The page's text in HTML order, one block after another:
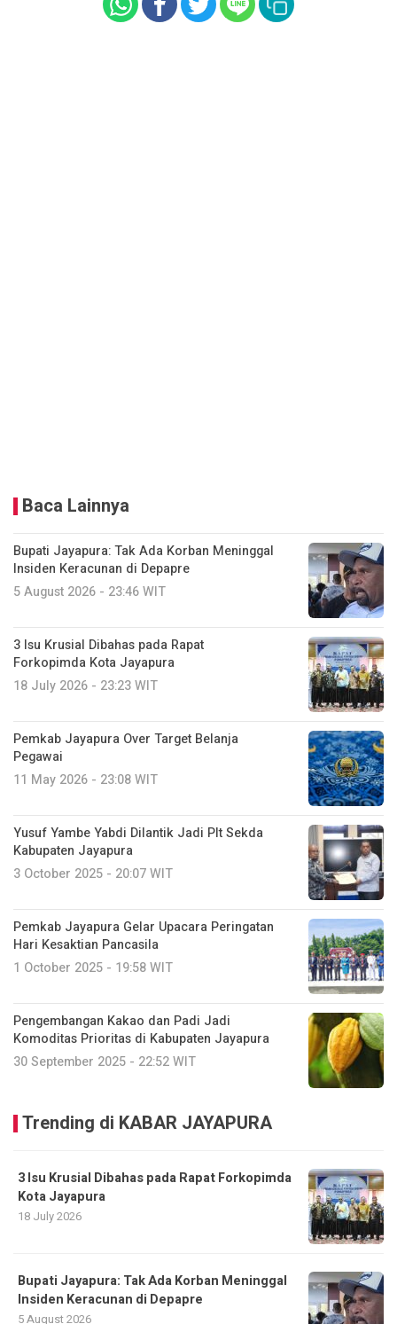
Baca Lainnya
Bupati Jayapura: Tak Ada Korban Meninggal
Insiden Keracunan di Depapre
5 August 2026 - 23:46 WIT
3 Isu Krusial Dibahas pada Rapat
Forkopimda Kota Jayapura
18 July 2026 - 23:23 WIT
Pemkab Jayapura Over Target Belanja
Pegawai
11 May 2026 - 23:08 WIT
Yusuf Yambe Yabdi Dilantik Jadi Plt Sekda
Kabupaten Jayapura
3 October 2025 - 20:07 WIT
Pemkab Jayapura Gelar Upacara Peringatan
Hari Kesaktian Pancasila
1 October 2025 - 19:58 WIT
Pengembangan Kakao dan Padi Jadi
Komoditas Prioritas di Kabupaten Jayapura
30 September 2025 - 22:52 WIT
Trending di KABAR JAYAPURA
3 Isu Krusial Dibahas pada Rapat Forkopimda
Kota Jayapura
18 July 2026
Bupati Jayapura: Tak Ada Korban Meninggal
Insiden Keracunan di Depapre
5 August 2026